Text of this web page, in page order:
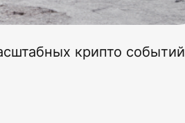
крипто событий